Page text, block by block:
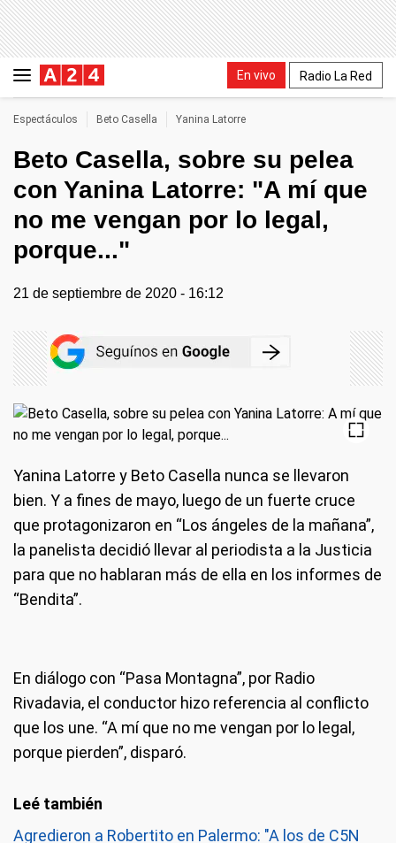
En vivo Radio La Red
Espectáculos Beto Casella Yanina Latorre
Beto Casella, sobre su pelea
con Yanina Latorre: "A mí que
no me vengan por lo legal,
porque..."
21 de septiembre de 2020 - 16:12
Yanina Latorre y Beto Casella nunca se llevaron
bien. Y a fines de mayo, luego de un fuerte cruce
que protagonizaron en “Los ángeles de la mañana”,
la panelista decidió llevar al periodista a la Justicia
para que no hablaran más de ella en los informes de
“Bendita”.
En diálogo con “Pasa Montagna”, por Radio
Rivadavia, el conductor hizo referencia al conflicto
que los une. “A mí que no me vengan por lo legal,
porque pierden”, disparó.
Agredieron a Robertito en Palermo: "A los de C5N